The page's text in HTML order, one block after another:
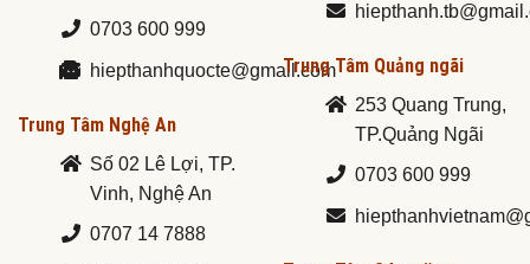
0703 600 999
hiepthanhquocte@gmail.com
Trung Tâm Nghệ An
Số 02 Lê Lợi, TP.
Vinh, Nghệ An
0707 14 7888
Trung Tâm Quảng ngãi
253 Quang Trung,
TP.Quảng Ngãi
0703 600 999